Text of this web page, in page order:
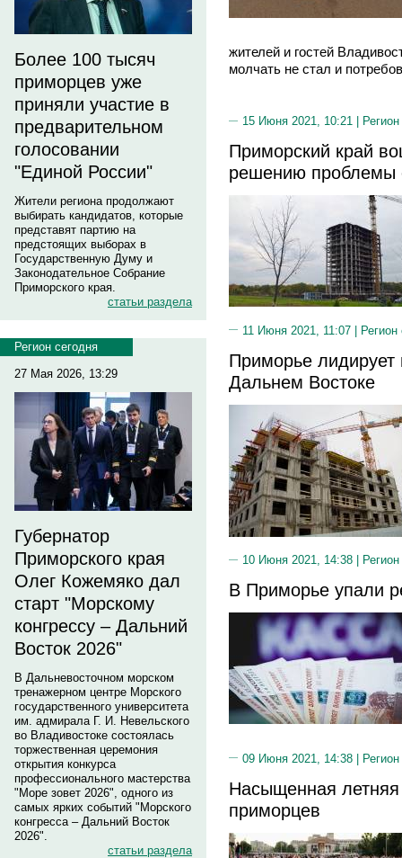
Более 100 тысяч
приморцев уже
приняли участие в
предварительном
голосовании
"Единой России"
Жители региона продолжают
выбирать кандидатов, которые
представят партию на
предстоящих выборах в
Государственную Думу и
Законодательное Собрание
Приморского края.
статьи раздела
Регион сегодня
27 Мая 2026, 13:29
Губернатор
Приморского края
Олег Кожемяко дал
старт "Морскому
конгрессу – Дальний
Восток 2026"
В Дальневосточном морском
тренажерном центре Морского
государственного университета
им. адмирала Г. И. Невельского
во Владивостоке состоялась
торжественная церемония
открытия конкурса
профессионального мастерства
"Море зовет 2026", одного из
самых ярких событий "Морского
конгресса – Дальний Восток
2026".
статьи раздела
жителей и гостей
молчать не стал и
15 Июня 2021, 10:21 |
Приморский край
решению проблемы
11 Июня 2021, 11:07 | Регион
Приморье лидирует
Дальнем Востоке
10 Июня 2021, 14:38 |
В Приморье упали
09 Июня 2021, 14:38 |
Насыщенная летняя
приморцев